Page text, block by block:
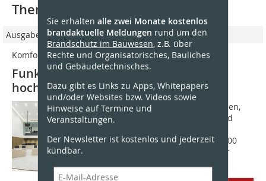
Sie erhalten alle zwei Monate kostenlos
brandaktuelle Meldungen rund um den
Brandschutz im Bauwesen, z.B. über
Rechte und Organisatorisches, Bauliches
und Gebäudetechnisches.
Dazu gibt es Links zu Apps, Whitepapers
und/oder Websites bzw. Videos sowie
Hinweise auf Termine und
Veranstaltungen.
Der Newsletter ist kostenlos und jederzeit
kündbar.
Thematisch passende Artikel:
Ausgabe 01/2023
Komfort und Funktionalität vereint
Funkelnder Funktionsbau mit
hochwertigen Brandschutzgläsern
Mit fünfzig verschiedenen Gerichtssälen,
über eintausend Mitarbeiterinnen und
Richterinnen und Richtern, und 140.000
Urteilen pro Jahr ist das Amsterdamer